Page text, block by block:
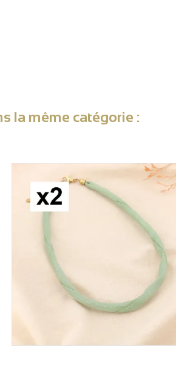
la même catégorie :